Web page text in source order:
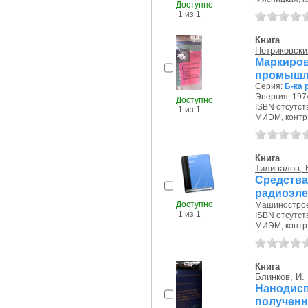
Доступно
1 из 1
Доступно
1 из 1
Книга
Серия: Б-ка
Энергия,
ISBN
МИЭМ,
Доступно
1 из 1
Книга
Тилипалов,
ISBN
МИЭМ,
Книга
Блинков, И.